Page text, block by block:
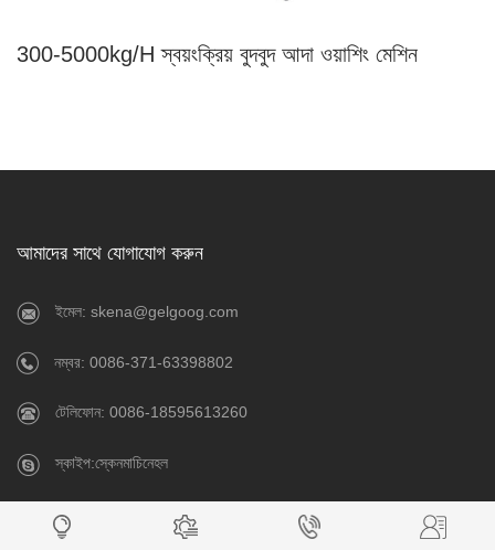
300-5000kg/H স্বয়ংক্রিয় বুদবুদ আদা ওয়াশিং মেশিন
আমাদের সাথে যোগাযোগ করুন
ইমেল: skena@gelgoog.com
নম্বর: 0086-371-63398802
টেলিফোন: 0086-18595613260
স্কাইপ:স্কেনমাচিনেহল